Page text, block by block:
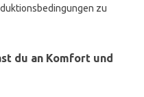
zu
du an Komfort und